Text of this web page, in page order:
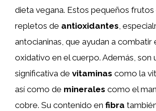
dieta vegana. Estos pequeños frutos
repletos de antioxidantes ,
antocianinas, que ayudan a combatir
oxidativo en el cuerpo. Además, son
significativa de vitaminas como la
así como de minerales como el
cobre. Su contenido en fibra